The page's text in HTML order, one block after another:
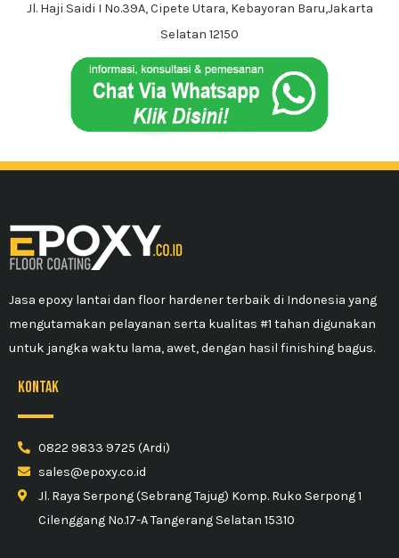
Jl. Haji Saidi I No.39A, Cipete Utara, Kebayoran Baru,Jakarta
Selatan 12150
Jasa epoxy lantai dan floor hardener terbaik di Indonesia yang
mengutamakan pelayanan serta kualitas #1 tahan digunakan
untuk jangka waktu lama, awet, dengan hasil finishing bagus.
kontak
0822 9833 9725 (Ardi)
sales@epoxy.co.id
Jl. Raya Serpong (Sebrang Tajug) Komp. Ruko Serpong 1
Cilenggang No.17-A Tangerang Selatan 15310